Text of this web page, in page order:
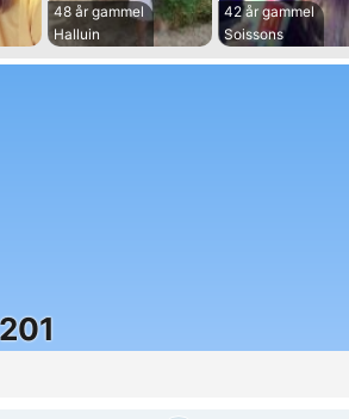
48 år gammel
Halluin
42 år gammel
Soissons